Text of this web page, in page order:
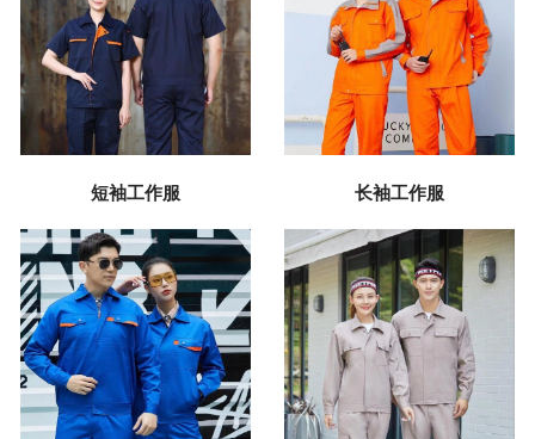
短袖工作服 长袖工作服